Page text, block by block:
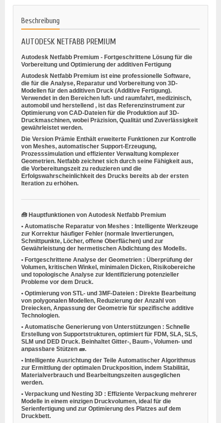
Beschreibung
AUTODESK NETFABB PREMIUM
Autodesk Netfabb Premium - Fortgeschrittene Lösung für die
Vorbereitung und Optimierung der additiven Fertigung
Autodesk Netfabb Premium ist eine professionelle Software,
die für die Analyse, Reparatur und Vorbereitung von 3D-
Modellen für den additiven Druck (Additive Fertigung).
Verwendet in den Bereichen luft- und raumfahrt, medizinisch,
automobil und herstellend , ist das Referenzinstrument zur
Optimierung von CAD-Dateien für die Produktion auf 3D-
Druckmaschinen, wobei Präzision, Qualität und Zuverlässigkeit
gewährleistet werden.
Die Version Prämie Enthält erweiterte Funktionen zur Kontrolle
von Meshes, automatischer Support-Erzeugung,
Prozesssimulation und effizienter Verwaltung komplexer
Geometrien. Netfabb zeichnet sich durch seine Fähigkeit aus,
die Vorbereitungszeit zu reduzieren und die
Erfolgswahrscheinlichkeit des Drucks bereits ab der ersten
Iteration zu erhöhen.
🧰 Hauptfunktionen von Autodesk Netfabb Premium
• Automatische Reparatur von Meshes : Intelligente Werkzeuge
zur Korrektur häufiger Fehler (normale Invertierungen,
Schnittpunkte, Löcher, offene Oberflächen) und zur
Gewährleistung der hermetischen Abdichtung des Modells.
• Fortgeschrittene Analyse der Geometrien : Überprüfung der
Volumen, kritischen Winkel, minimalen Dicken, Risikobereiche
und topologische Analyse zur Identifizierung potenzieller
Probleme vor dem Druck.
• Optimierung von STL- und 3MF-Dateien : Direkte Bearbeitung
von polygonalen Modellen, Reduzierung der Anzahl von
Dreiecken, Anpassung der Geometrie für spezifische additive
Technologien.
• Automatische Generierung von Unterstützungen : Schnelle
Erstellung von Supportstrukturen, optimiert für FDM, SLA, SLS,
SLM und DED Druck. Beinhaltet Gitter-, Baum-, Volumen- und
anpassbare Stützen 🧱.
• Intelligente Ausrichtung der Teile Automatischer Algorithmus
zur Ermittlung der optimalen Druckposition, indem Stabilität,
Materialverbrauch und Bearbeitungszeiten ausgeglichen
werden.
• Verpackung und Nesting 3D : Effiziente Verpackung mehrerer
Modelle in einem einzigen Druckvolumen, ideal für die
Serienfertigung und zur Optimierung des Platzes auf dem
Druckbett.